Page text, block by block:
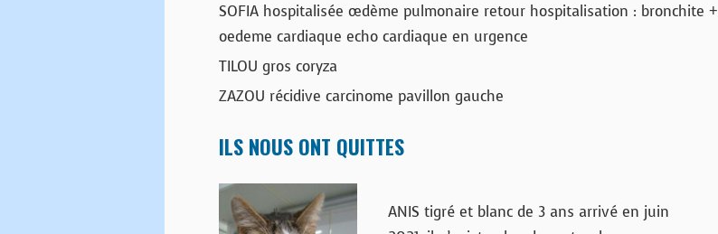
SOFIA hospitalisée œdème pulmonaire retour hospitalisation : bronchite +
oedeme cardiaque echo cardiaque en urgence
TILOU gros coryza
ZAZOU récidive carcinome pavillon gauche
ILS NOUS ONT QUITTES
ANIS tigré et blanc de 3 ans arrivé en juin